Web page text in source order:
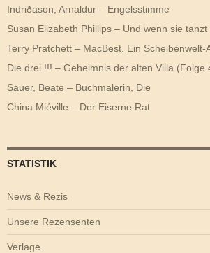
Indriðason, Arnaldur – Engelsstimme
Susan Elizabeth Phillips – Und wenn sie tanzt
Terry Pratchett – MacBest. Ein Scheibenwelt-
Die drei !!! – Geheimnis der alten Villa (Folge
Sauer, Beate – Buchmalerin, Die
China Miéville – Der Eiserne Rat
STATISTIK
News & Rezis
Unsere Rezensenten
Verlage